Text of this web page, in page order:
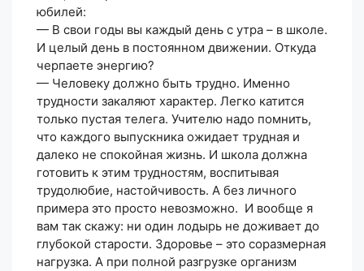
юбилей:
— В свои годы вы каждый день с утра – в школе.
И целый день в постоянном движении. Откуда
черпаете энергию?
— Человеку должно быть трудно. Именно
трудности закаляют характер. Легко катится
только пустая телега. Учителю надо помнить,
что каждого выпускника ожидает трудная и
далеко не спокойная жизнь. И школа должна
готовить к этим трудностям, воспитывая
трудолюбие, настойчивость. А без личного
примера это просто невозможно. И вообще я
вам так скажу: ни один лодырь не доживает до
глубокой старости. Здоровье – это соразмерная
нагрузка. А при полной разгрузке организм